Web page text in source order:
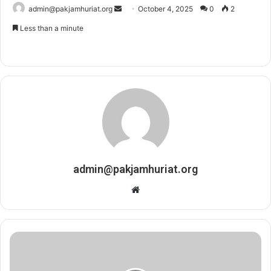
admin@pakjamhuriat.org
a
m
a
i
October 4, 2025 0 2
Less than a minute
admin@pakjamhuriat.org
b
s